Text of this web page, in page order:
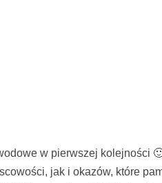
w pierwszej kolejności
jak i okazów, które